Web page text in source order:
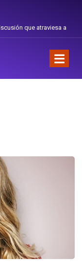
que atraviesa a